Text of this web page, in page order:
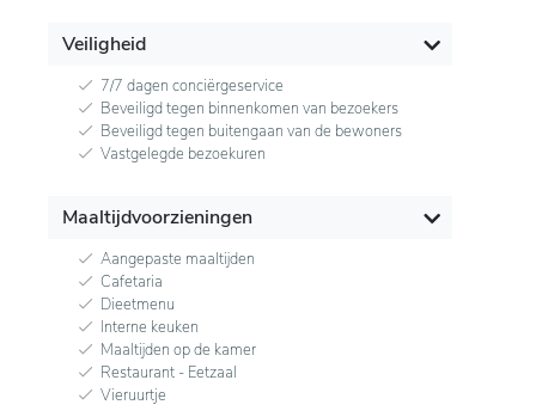
Veiligheid
7/7 dagen conciërgeservice
Beveiligd tegen binnenkomen van bezoekers
Beveiligd tegen buitengaan van de bewoners
Vastgelegde bezoekuren
Maaltijdvoorzieningen
Aangepaste maaltijden
Cafetaria
Dieetmenu
Interne keuken
Maaltijden op de kamer
Restaurant - Eetzaal
Vieruurtje